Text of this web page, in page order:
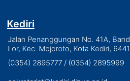
Kediri
Jalan Penanggungan No. 41A,
Lor, Kec. Mojoroto, Kota Kediri,
(0354) 2895777 / (0354) 2895999